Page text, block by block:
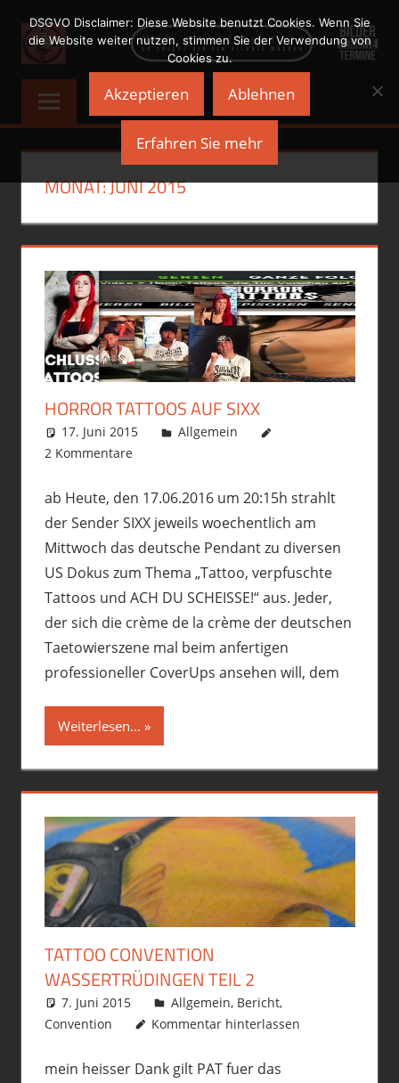
Inhalt
springen
NADELWELT
Du
sollst
ein
machen
MONAT:JUNI 2015
HORROR TATTOOS AUF SIXX
17. Juni 2015 philofax
Allgemein
2 Kommentare
ab Heute, den 17.06.2016 um 20:15h strahlt
der Sender SIXX jeweils woechentlich am
Mittwoch das deutsche Pendant zu diversen
US Dokus zum Thema „Tattoo, verpfuschte
Tattoos und ACH DU SCHEISSE!“ aus. Jeder,
der sich die crème de la crème der deutschen
Taetowierszene mal beim anfertigen
professioneller CoverUps ansehen will, dem
Weiterlesen...
TATTOO CONVENTION
WASSERTRÜDINGEN TEIL 2
7. Juni 2015 philofax
Allgemein, Bericht,
Convention
Kommentar hinterlassen
mein heisser Dank gilt PAT fuer das
DSGVO Disclaimer: Diese Website benutzt Cookies. Wenn Sie
die Website weiter nutzen, stimmen Sie der Verwendung von
Cookies zu.
Akzeptieren Ablehnen
Erfahren Sie mehr